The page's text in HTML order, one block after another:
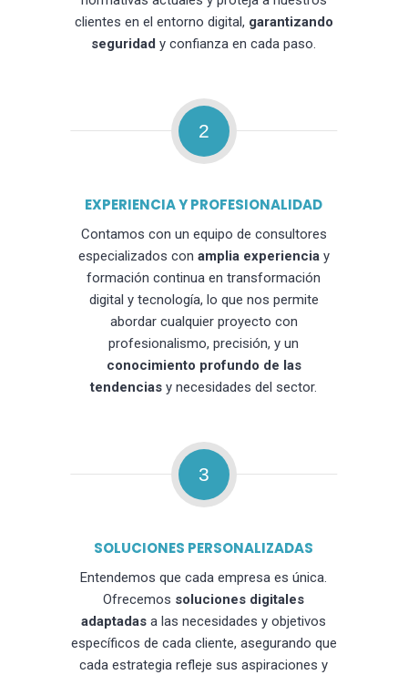
clientes en el entorno digital, garantizando
seguridad y confianza en cada paso.
2
EXPERIENCIA Y PROFESIONALIDAD
Contamos con un equipo de consultores
especializados con amplia experienciay
formación continua en transformación
digital y tecnología, lo que nos permite
abordar cualquier proyecto con
profesionalismo, precisión, y un
conocimiento profundo de las
tendencias y necesidades del sector.
3
SOLUCIONES PERSONALIZADAS
Entendemos que cada empresa es única.
Ofrecemos soluciones digitales
adaptadas a las necesidades y objetivos
específicos de cada cliente, asegurando que
cada estrategia refleje sus aspiraciones y